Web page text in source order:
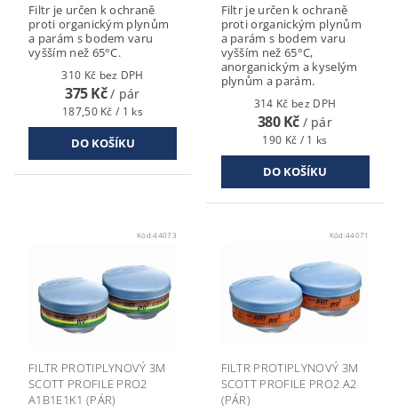
Filtr je určen k ochraně
proti organickým plynům
a parám s bodem varu
vyšším než 65°C.
310 Kč bez DPH
375 Kč/ pár
187,50 Kč / 1 ks
Filtr je určen k ochraně
proti organickým plynům
a parám s bodem varu
vyšším než 65°C,
anorganickým a kyselým
plynům a parám.
314 Kč bez DPH
380 Kč / pár
190 Kč / 1 ks
Kód:44073
FILTR PROTIPLYNOVÝ 3M
SCOTT PROFILE PRO2
A1B1E1K1 (PÁR)
Kód: 44071
FILTR PROTIPLYNOVÝ 3M
SCOTT PROFILE PRO2 A2
(PÁR)